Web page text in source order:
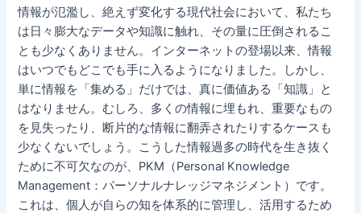
情報が氾濫し、絶えず変化する現代社会において、私たち
は日々膨大なデータや知識に触れ、その量に圧倒されるこ
とも少なくありません。インターネットの登場以来、情報
はいつでもどこでも手に入るようになりました。しかし、
単に情報を「集める」だけでは、真に価値ある「知識」と
はなりません。むしろ、多くの情報に埋もれ、重要なもの
を見失ったり、断片的な情報に翻弄されたりするケースも
少なくないでしょう。こうした情報過多の時代を生き抜く
ために不可欠なのが、PKM（Personal Knowledge
Management：パーソナルナレッジマネジメント）です。
これは、個人が自らの知を体系的に管理し、活用するため